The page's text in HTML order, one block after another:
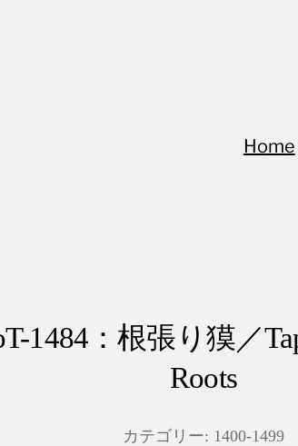
Home
1484：根張り獏／
Roots
カテゴリー: 1400-1499